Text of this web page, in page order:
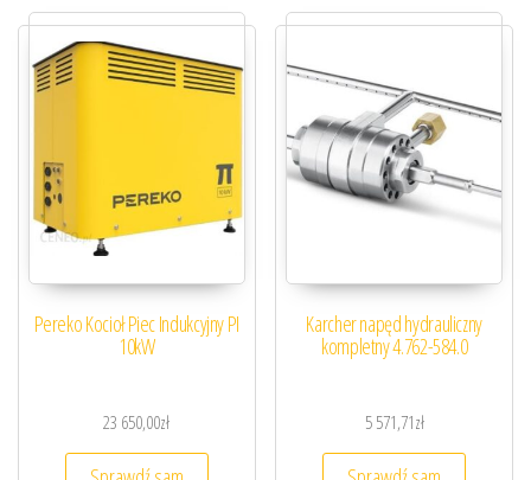
Pereko Kocioł Piec Indukcyjny PI
10kW
23 650,00zł
Karcher napęd hydrauliczny
kompletny 4.762-584.0
5 571,71zł